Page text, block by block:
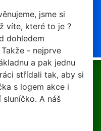
jsme si
víte, které to je ?
dohledem
- nejprve
a pak jednu
střídali tak, aby si
s logem akce i
A náš